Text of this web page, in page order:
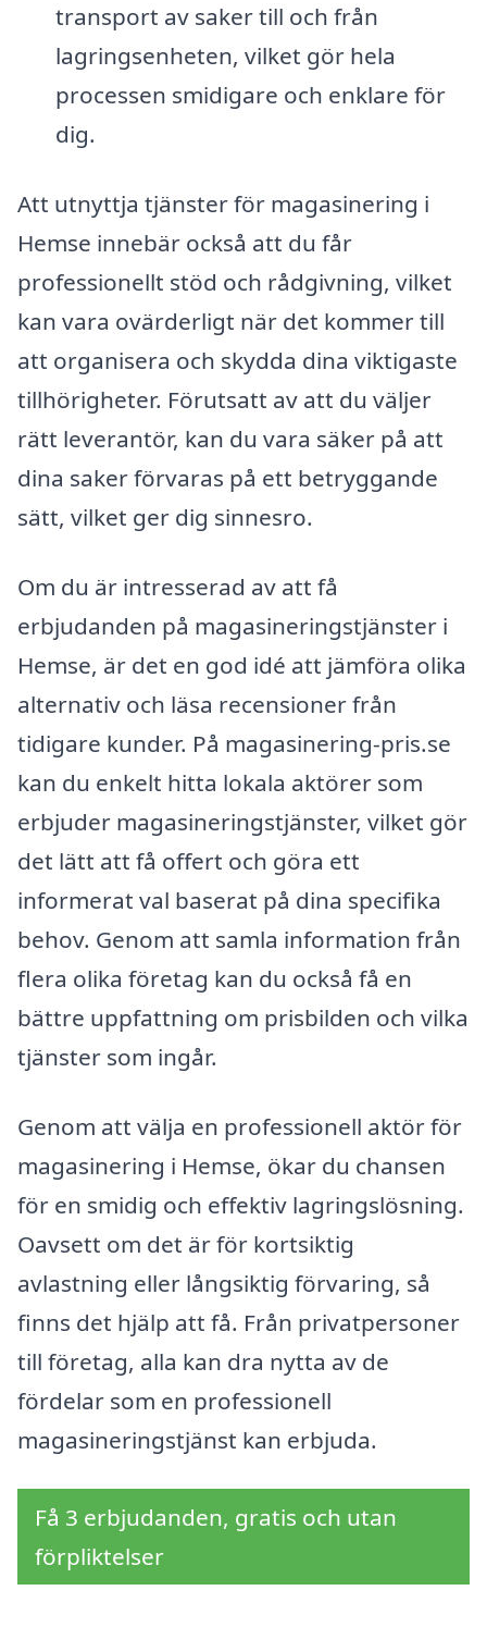
transport av saker till och från
lagringsenheten, vilket gör hela
processen smidigare och enklare för
dig.
Att utnyttja tjänster för magasinering i
Hemse innebär också att du får
professionellt stöd och rådgivning, vilket
kan vara ovärderligt när det kommer till
att organisera och skydda dina viktigaste
tillhörigheter. Förutsatt av att du väljer
rätt leverantör, kan du vara säker på att
dina saker förvaras på ett betryggande
sätt, vilket ger dig sinnesro.
Om du är intresserad av att få
erbjudanden på magasineringstjänster i
Hemse, är det en god idé att jämföra olika
alternativ och läsa recensioner från
tidigare kunder. På magasinering-pris.se
kan du enkelt hitta lokala aktörer som
erbjuder magasineringstjänster, vilket gör
det lätt att få offert och göra ett
informerat val baserat på dina specifika
behov. Genom att samla information från
flera olika företag kan du också få en
bättre uppfattning om prisbilden och vilka
tjänster som ingår.
Genom att välja en professionell aktör för
magasinering i Hemse, ökar du chansen
för en smidig och effektiv lagringslösning.
Oavsett om det är för kortsiktig
avlastning eller långsiktig förvaring, så
finns det hjälp att få. Från privatpersoner
till företag, alla kan dra nytta av de
fördelar som en professionell
magasineringstjänst kan erbjuda.
Få 3 erbjudanden, gratis och utan
förpliktelser